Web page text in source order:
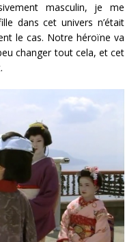
masculin, je me
dans cet univers n’était
le cas. Notre héroïne va
changer tout cela, et cet